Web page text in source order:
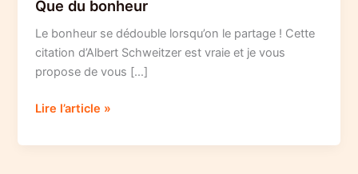
Que du bonheur
Le bonheur se dédouble lorsqu’on le partage ! Cette
citation d’Albert Schweitzer est vraie et je vous
propose de vous […]
Que
bonheur
Lire l’article »